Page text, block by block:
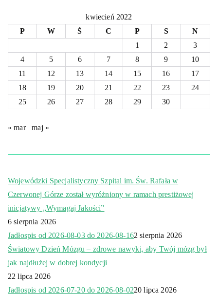
kwiecień 2022
P
W Ś C P S
N
1
2
3
4
5 6 7 8 9
10
11
12 13 14 15 16
17
18
19 20 21 22 23
24
25
26 27 28 29 30
« mar maj »
Wojewódzki Specjalistyczny Szpital im. Św. Rafała w
Czerwonej Górze został wyróżniony w ramach prestiżowej
inicjatywy „Wymagaj Jakości”
6 sierpnia 2026
Jadłospis od 2026-08-03 do 2026-08-162 sierpnia 2026
Światowy Dzień Mózgu – zdrowe nawyki, aby Twój mózg był
jak najdłużej w dobrej kondycji
22 lipca 2026
Jadłospis od 2026-07-20 do 2026-08-0220 lipca 2026